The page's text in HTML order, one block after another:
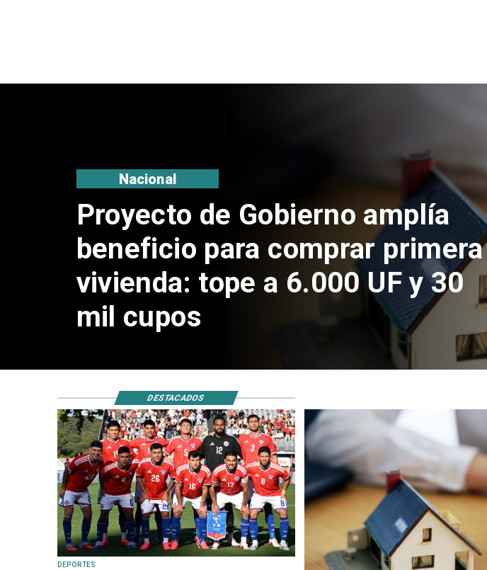
La Roja enfrentará a los
anfitriones del Mundial 2026
Deportes
DEPORTES
DESTACADOS